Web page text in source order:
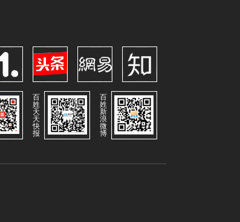
百
姓
天
天
快
报
百
姓
新
浪
微
博